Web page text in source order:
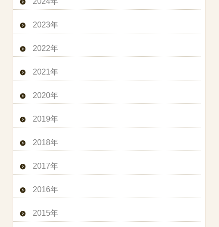
2023年
2022年
2021年
2020年
2019年
2018年
2017年
2016年
2015年